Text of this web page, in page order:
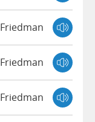
Friedman تُنطق Kimberly
Friedman تُنطق Salli
Friedman تُنطق Joey